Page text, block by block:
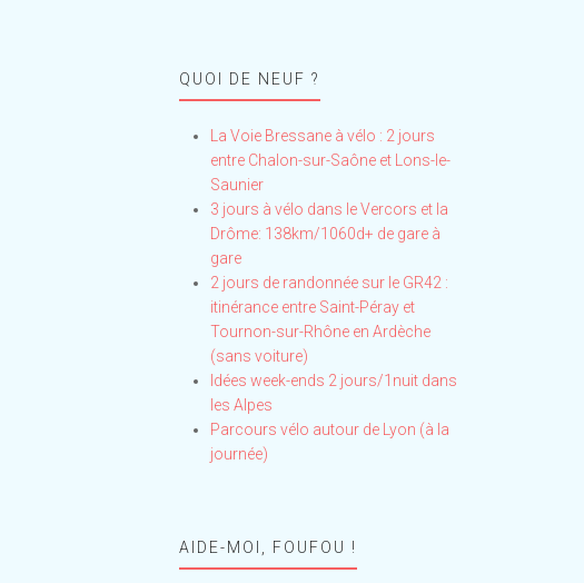
QUOI DE NEUF ?
La Voie Bressane à vélo : 2 jours
entre Chalon-sur-Saône et Lons-le-
Saunier
3 jours à vélo dans le Vercors et la
Drôme: 138km/1060d+ de gare à
gare
2 jours de randonnée sur le GR42 :
itinérance entre Saint-Péray et
Tournon-sur-Rhône en Ardèche
(sans voiture)
Idées week-ends 2 jours/1nuit dans
les Alpes
Parcours vélo autour de Lyon (à la
journée)
AIDE-MOI, FOUFOU !